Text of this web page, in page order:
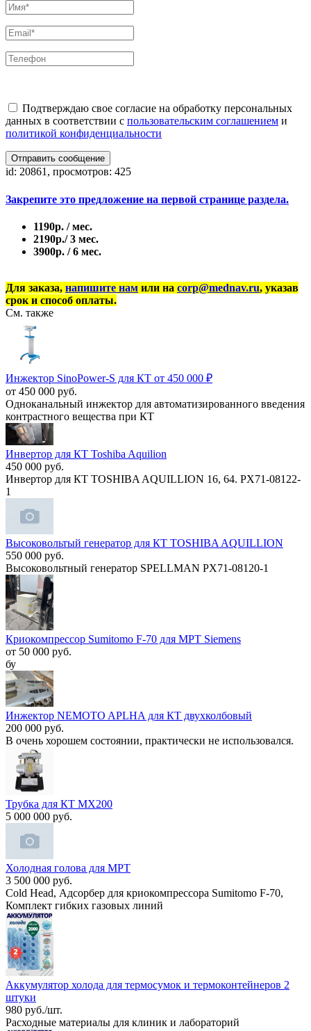
Подтверждаю свое согласие на обработку персональных
данных в соответствии с пользовательским соглашением и
политикой конфиденциальности
Отправить сообщение
id: 20861, просмотров: 425
Закрепите это предложение на первой странице раздела.
1190р. / мес.
2190р./ 3 мес.
3900р. / 6 мес.
Для заказа, напишите нам или на corp@mednav.ru, указав
срок и способ оплаты.
См. также
Инжектор SinoPower‑S для КТ от 450 000 ₽
от 450 000 руб.
Одноканальный инжектор для автоматизированного введения
контрастного вещества при КТ
Инвертор для КТ Toshiba Aquilion
450 000 руб.
Инвертор для КТ TOSHIBA AQUILLION 16, 64. PX71-08122-
1
Высоковольтый генератор для КТ TOSHIBA AQUILLION
550 000 руб.
Высоковольтный генератор SPELLMAN PX71-08120-1
Криокомпрессор Sumitomo F-70 для МРТ Siemens
от 50 000 руб.
бу
Инжектор NEMOTO APLHA для КТ двухколбовый
200 000 руб.
В очень хорошем состоянии, практически не использовался.
Трубка для КТ МХ200
5 000 000 руб.
Холодная голова для МРТ
3 500 000 руб.
Cold Head, Адсорбер для криокомпрессора Sumitomo F-70,
Комплект гибких газовых линий
Аккумулятор холода для термосумок и термоконтейнеров 2
штуки
980 руб./шт.
Расходные материалы для клиник и лабораторий